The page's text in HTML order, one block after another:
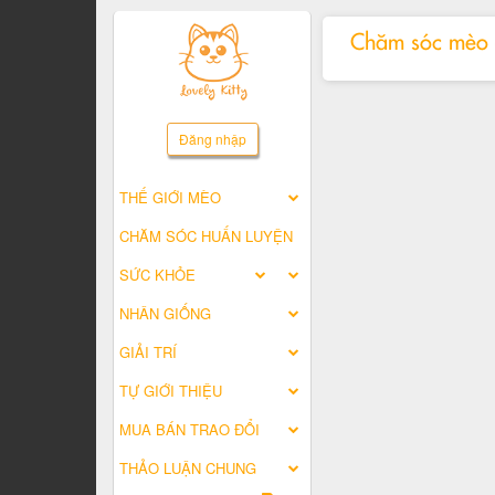
Đăng nhập
THẾ GIỚI MÈO
CHĂM SÓC HUẤN LUYỆN
SỨC KHỎE
NHÂN GIỐNG
GIẢI TRÍ
TỰ GIỚI THIỆU
MUA BÁN TRAO ĐỔI
THẢO LUẬN CHUNG
Chăm sóc mèo